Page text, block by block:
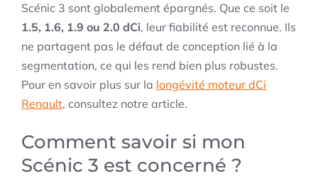
Scénic 3 sont globalement épargnés. Que ce soit le
1.5, 1.6, 1.9 ou 2.0 dCi, leur fiabilité est reconnue. Ils
ne partagent pas le défaut de conception lié à la
segmentation, ce qui les rend bien plus robustes.
Pour en savoir plus sur la longévité moteur dCi
Renault, consultez notre article.
Comment savoir si mon
Scénic 3 est concerné ?